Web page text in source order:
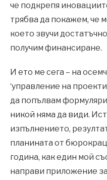
че подкрепя
трябва да покажем, че
което звучи
получим финансиране.
И ето ме сега – на
‘управление на
да попълвам
никой няма да види.
изпълнението,
планината от
година, как един мой
направи приложение